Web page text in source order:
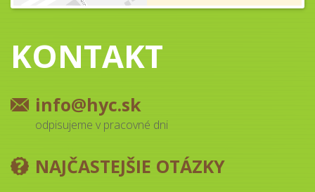
KONTAKT
info@hyc.sk
odpisujeme v pracovné dni
NAJČASTEJŠIE OTÁZKY